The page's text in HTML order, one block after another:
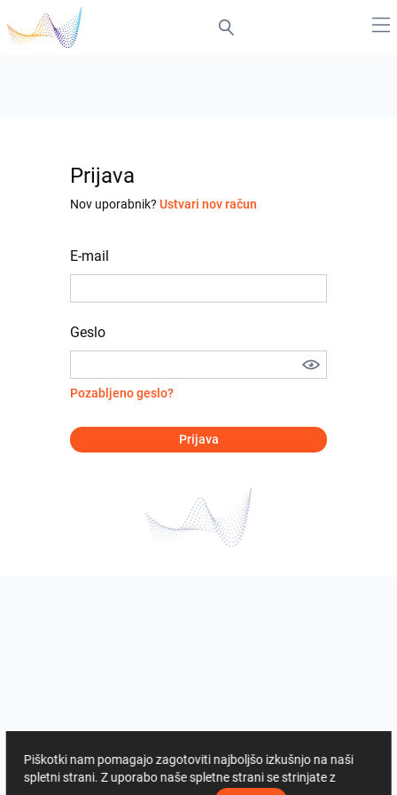
Prijava
Nov uporabnik? Ustvari nov račun
E-mail
Geslo
Pozabljeno geslo?
Prijava
Piškotki nam pomagajo zagotoviti najboljšo izkušnjo na naši
spletni strani. Z uporabo naše spletne strani se strinjate z